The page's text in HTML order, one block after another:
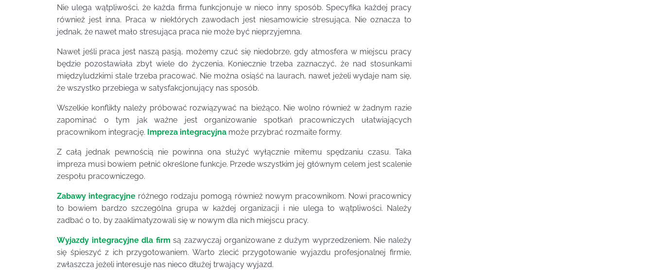
Nie ulega wątpliwości, że każda firma funkcjonuje w nieco inny sposób. Specyfika każdej pracy
również jest inna. Praca w niektórych zawodach jest niesamowicie stresująca. Nie oznacza to
jednak, że nawet mało stresująca praca nie może być nieprzyjemna.
Nawet jeśli praca jest naszą pasją, możemy czuć się niedobrze, gdy atmosfera w miejscu pracy
będzie pozostawiała zbyt wiele do życzenia. Koniecznie trzeba zaznaczyć, że nad stosunkami
międzyludzkimi stale trzeba pracować. Nie można osiąść na laurach, nawet jeżeli wydaje nam się,
że wszystko przebiega w satysfakcjonujący nas sposób.
Wszelkie konflikty należy próbować rozwiązywać na bieżąco. Nie wolno również w żadnym razie
zapominać o tym jak ważne jest organizowanie spotkań pracowniczych ułatwiających
pracownikom integrację. Impreza integracyjna może przybrać rozmaite formy.
Z całą jednak pewnością nie powinna ona służyć wyłącznie miłemu spędzaniu czasu. Taka
impreza musi bowiem pełnić określone funkcje. Przede wszystkim jej głównym celem jest scalenie
zespołu pracowniczego.
Zabawy integracyjne różnego rodzaju pomogą również nowym pracownikom. Nowi pracownicy
to bowiem bardzo szczególna grupa w każdej organizacji i nie ulega to wątpliwości. Należy
zadbać o to, by zaaklimatyzowali się w nowym dla nich miejscu pracy.
Wyjazdy integracyjne dla firm są zazwyczaj organizowane z dużym wyprzedzeniem. Nie należy
się śpieszyć z ich przygotowaniem. Warto zlecić przygotowanie wyjazdu profesjonalnej firmie,
zwłaszcza jeżeli interesuje nas nieco dłużej trwający wyjazd.